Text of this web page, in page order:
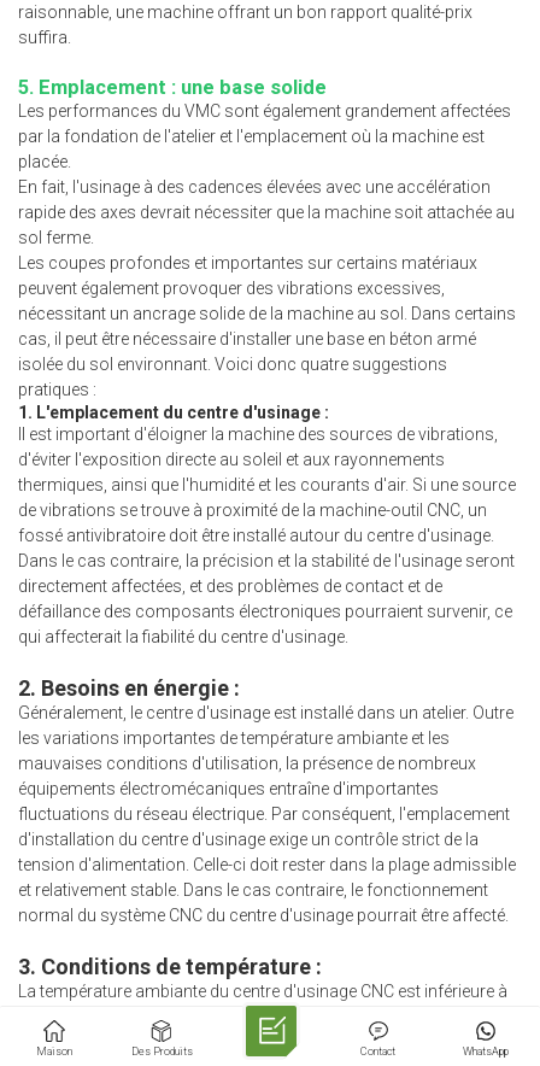
raisonnable, une machine offrant un bon rapport qualité-prix
suffira.
5. Emplacement : une base solide
Les performances du VMC sont également grandement affectées
par la fondation de l'atelier et l'emplacement où la machine est
placée.
En fait, l'usinage à des cadences élevées avec une accélération
rapide des axes devrait nécessiter que la machine soit attachée au
sol ferme.
Les coupes profondes et importantes sur certains matériaux
peuvent également provoquer des vibrations excessives,
nécessitant un ancrage solide de la machine au sol. Dans certains
cas, il peut être nécessaire d'installer une base en béton armé
isolée du sol environnant. Voici donc quatre suggestions
pratiques :
1. L'emplacement du centre d'usinage :
Il est important d'éloigner la machine des sources de vibrations,
d'éviter l'exposition directe au soleil et aux rayonnements
thermiques, ainsi que l'humidité et les courants d'air. Si une source
de vibrations se trouve à proximité de la machine-outil CNC, un
fossé antivibratoire doit être installé autour du centre d'usinage.
Dans le cas contraire, la précision et la stabilité de l'usinage seront
directement affectées, et des problèmes de contact et de
défaillance des composants électroniques pourraient survenir, ce
qui affecterait la fiabilité du centre d'usinage.
2. Besoins en énergie :
Généralement, le centre d'usinage est installé dans un atelier. Outre
les variations importantes de température ambiante et les
mauvaises conditions d'utilisation, la présence de nombreux
équipements électromécaniques entraîne d'importantes
fluctuations du réseau électrique. Par conséquent, l'emplacement
d'installation du centre d'usinage exige un contrôle strict de la
tension d'alimentation. Celle-ci doit rester dans la plage admissible
et relativement stable. Dans le cas contraire, le fonctionnement
normal du système CNC du centre d'usinage pourrait être affecté.
3. Conditions de température :
La température ambiante du centre d'usinage CNC est inférieure à
30 °C et la température relative est inférieure à 80 %. En général, un
ventilateur d'extraction ou de refroidissement est intégré au boîtier
Maison Des Produits WhatsApp
Contact